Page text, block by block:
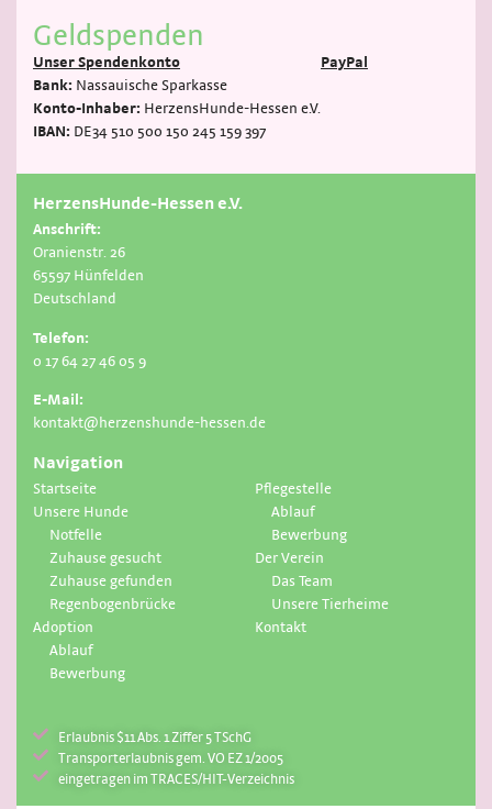
Geldspenden
Unser Spendenkonto
Bank: Nassauische Sparkasse
Konto-Inhaber: HerzensHunde-Hessen e.V.
IBAN: DE34 510 500 150 245 159 397
PayPal
HerzensHunde-Hessen e.V.
Anschrift:
Oranienstr. 26
65597 Hünfelden
Deutschland
Telefon:
0 17 64 27 46 05 9
E-Mail:
kontakt@herzenshunde-hessen.de
Navigation
Startseite
Unsere Hunde
Notfelle
Zuhause gesucht
Zuhause gefunden
Regenbogenbrücke
Adoption
Ablauf
Bewerbung
Pflegestelle
Ablauf
Bewerbung
Der Verein
Das Team
Unsere Tierheime
Kontakt
Erlaubnis $11 Abs. 1 Ziffer 5 TSchG
Transporterlaubnis gem. VO EZ 1/2005
eingetragen im TRACES/HIT-Verzeichnis